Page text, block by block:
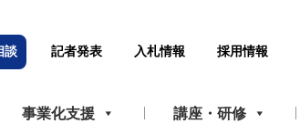
談 記者発表 入札情報 採用情報
事業化支援 講座・研修